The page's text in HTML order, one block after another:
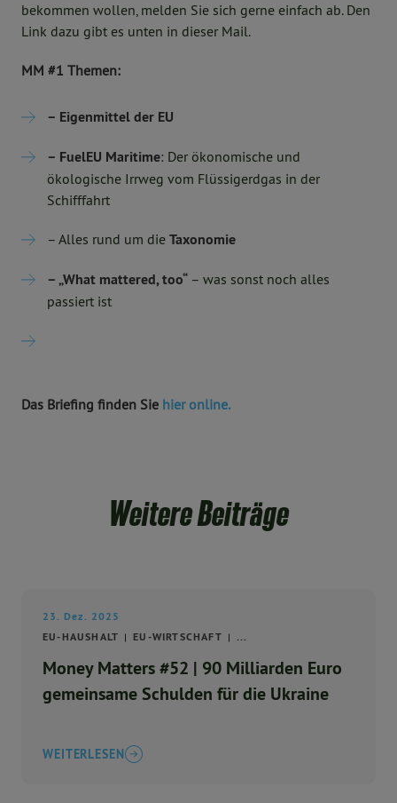
bekommen wollen, melden Sie sich gerne einfach ab. Den
Link dazu gibt es unten in dieser Mail.
MM #1 Themen:
– Eigenmittel der EU
– FuelEU Maritime: Der ökonomische und
ökologische Irrweg vom Flüssigerdgas in der
Schifffahrt
– Alles rund um die Taxonomie
– „What mattered, too“– was sonst noch alles
passiert ist
Das Briefing finden Sie hier online.
Weitere Beiträge
23. Dez. 2025
EU-HAUSHALT
EU-WIRTSCHAFT ...
Money Matters #52 | 90 Milliarden Euro
gemeinsame Schulden für die Ukraine
WEITERLESEN